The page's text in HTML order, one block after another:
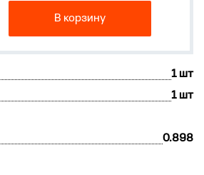
В корзину
1 шт
1 шт
0.898